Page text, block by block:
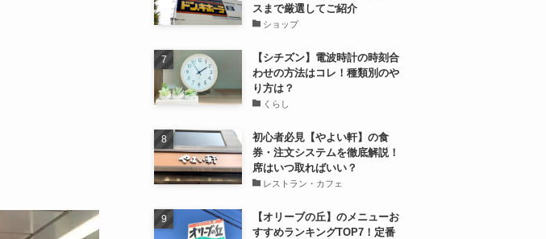
スまで厳選してご紹介
ショップ
【シチズン】電波時計の時刻合
わせの方法はコレ！種類別のや
り方は？
くらし
初心者必見【やよい軒】の食
券・注文システムを徹底解説！
席はいつ取ればいい？
レストラン・カフェ
【オリーブの丘】のメニューお
すすめランキングTOP7！定番